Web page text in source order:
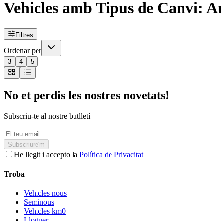
Vehicles amb Tipus de Canvi:
Filtres
Ordenar per
3 4 5
No et perdis les nostres novetats!
Subscriu-te al nostre butlletí
Subscriure'm
He llegit i accepto la Política de Privacitat
Troba
Vehicles nous
Seminous
Vehicles km0